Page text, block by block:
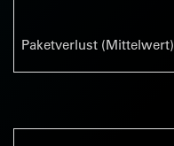
Paketverlust (Mittelwert)